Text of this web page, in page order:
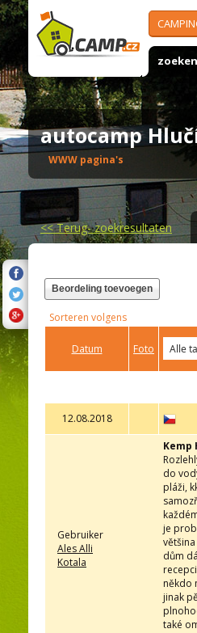
autocamp
WWW pagina's
<<Terug- zoekresultaten
Beordeling toevoegen
Sorteren volgens
Datum Foto
12.08.2018
Gebruiker
Ales Alli
Kotala
Kemp
do
pláži,
je
dům
někdo
jinak
také